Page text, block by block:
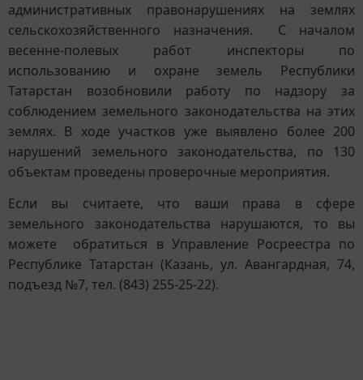
административных правонарушениях на землях
сельскохозяйственного назначения. С началом
весенне-полевых работ инспекторы по
использованию и охране земель Республики
Татарстан возобновили работу по надзору за
соблюдением земельного законодательства на этих
землях. В ходе участков уже выявлено более 200
нарушений земельного законодательства, по 130
объектам проведены проверочные мероприятия.
Если вы считаете, что ваши права в сфере
земельного законодательства нарушаются, то вы
можете обратиться в Управление Росреестра по
Республике Татарстан (Казань, ул. Авангардная, 74,
подъезд №7, тел. (843) 255-25-22).